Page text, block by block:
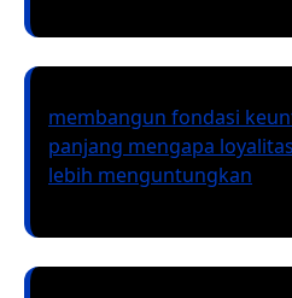
membangun fondasi
panjang mengapa
lebih menguntungkan